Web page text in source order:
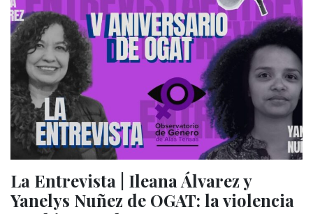
La Entrevista | Ileana Álvarez y
Yanelys Nuñez de OGAT: la violencia